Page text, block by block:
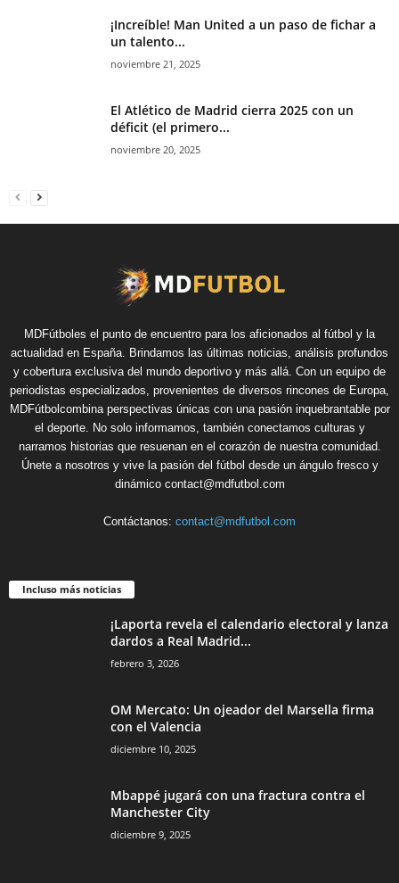
¡Increíble! Man United a un paso de fichar a
un talento...
noviembre 21, 2025
El Atlético de Madrid cierra 2025 con un
déficit (el primero...
noviembre 20, 2025
MDFútboles el punto de encuentro para los aficionados al fútbol y la
actualidad en España. Brindamos las últimas noticias, análisis profundos
y cobertura exclusiva del mundo deportivo y más allá. Con un equipo de
periodistas especializados, provenientes de diversos rincones de Europa,
MDFútbolcombina perspectivas únicas con una pasión inquebrantable por
el deporte. No solo informamos, también conectamos culturas y
narramos historias que resuenan en el corazón de nuestra comunidad.
Únete a nosotros y vive la pasión del fútbol desde un ángulo fresco y
dinámico contact@mdfutbol.com
Contáctanos: contact@mdfutbol.com
Incluso más noticias
¡Laporta revela el calendario electoral y lanza
dardos a Real Madrid...
febrero 3, 2026
OM Mercato: Un ojeador del Marsella firma
con el Valencia
diciembre 10, 2025
Mbappé jugará con una fractura contra el
Manchester City
diciembre 9, 2025